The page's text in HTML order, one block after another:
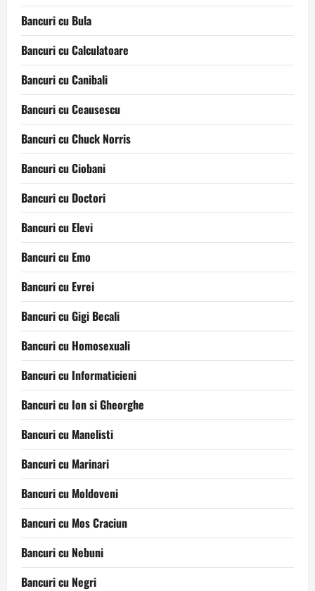
Bancuri cu Bula
Bancuri cu Calculatoare
Bancuri cu Canibali
Bancuri cu Ceausescu
Bancuri cu Chuck Norris
Bancuri cu Ciobani
Bancuri cu Doctori
Bancuri cu Elevi
Bancuri cu Emo
Bancuri cu Evrei
Bancuri cu Gigi Becali
Bancuri cu Homosexuali
Bancuri cu Informaticieni
Bancuri cu Ion si Gheorghe
Bancuri cu Manelisti
Bancuri cu Marinari
Bancuri cu Moldoveni
Bancuri cu Mos Craciun
Bancuri cu Nebuni
Bancuri cu Negri